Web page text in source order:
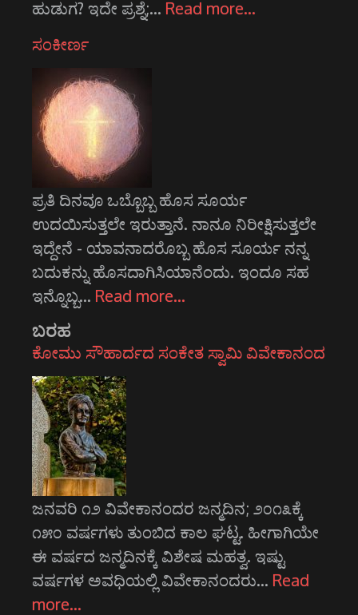
ಹುಡುಗ? ಇದೇ ಪ್ರಶ್ನೆ;… Read more…
ಸಂಕೀರ್ಣ
ಪ್ರತಿ ದಿನವೂ ಒಬ್ಬೊಬ್ಬ ಹೊಸ ಸೂರ್ಯ
ಉದಯಿಸುತ್ತಲೇ ಇರುತ್ತಾನೆ. ನಾನೂ ನಿರೀಕ್ಷಿಸುತ್ತಲೇ
ಇದ್ದೇನೆ - ಯಾವನಾದರೊಬ್ಬ ಹೊಸ ಸೂರ್ಯ ನನ್ನ
ಬದುಕನ್ನು ಹೊಸದಾಗಿಸಿಯಾನೆಂದು. ಇಂದೂ ಸಹ
ಇನ್ನೊಬ್ಬ… Read more…
ಬರಹ
ಕೋಮು ಸೌಹಾರ್ದದ ಸಂಕೇತ ಸ್ವಾಮಿ ವಿವೇಕಾನಂದ
ಜನವರಿ ೧೨ ವಿವೇಕಾನಂದರ ಜನ್ಮದಿನ; ೨೦೧೩ಕ್ಕೆ
೧೫೦ ವರ್ಷಗಳು ತುಂಬಿದ ಕಾಲ ಘಟ್ಟ. ಹೀಗಾಗಿಯೇ
ಈ ವರ್ಷದ ಜನ್ಮದಿನಕ್ಕೆ ವಿಶೇಷ ಮಹತ್ವ. ಇಷ್ಟು
ವರ್ಷಗಳ ಅವಧಿಯಲ್ಲಿ ವಿವೇಕಾನಂದರು… Read
more…